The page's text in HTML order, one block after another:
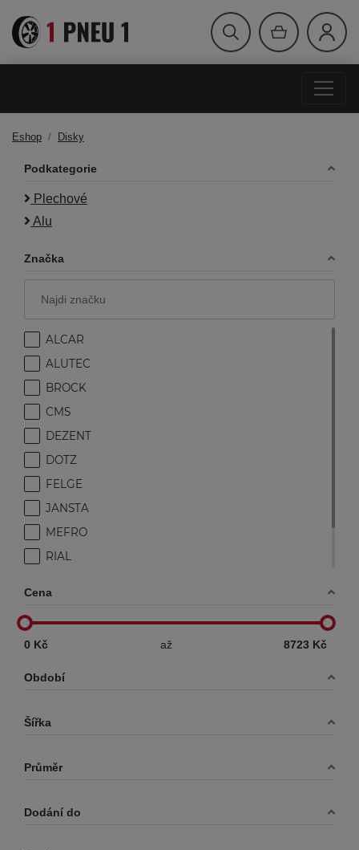
Eshop Disky
Podkategorie
Plechové
Alu
Značka
ALCAR
ALUTEC
BROCK
CMS
DEZENT
DOTZ
FELGE
JANSTA
MEFRO
RIAL
Cena
0 Kč až 8723 Kč
Období
Šířka
Průměr
Dodání do